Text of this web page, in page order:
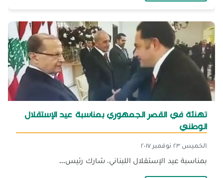
تهنئة في القصر الجمهوري بمناسبة عيد الإستقلال
الوطني
الخميس ٢٣ نوفمبر ٢٠١٧
بمناسبة عيد الإستقلال اللبناني، شارك رئيس...